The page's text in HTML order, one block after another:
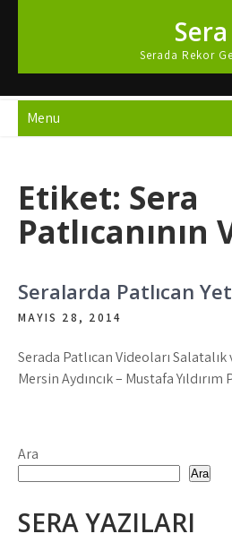
Sera
Serada Rekor
Menu
Etiket: Sera
Patlıcanının
Seralarda Patlıcan
MAYIS 28, 2014
Serada Patlıcan Videoları Salatalık
Mersin Aydıncık – Mustafa
Ara
Ara
SERA YAZILARI